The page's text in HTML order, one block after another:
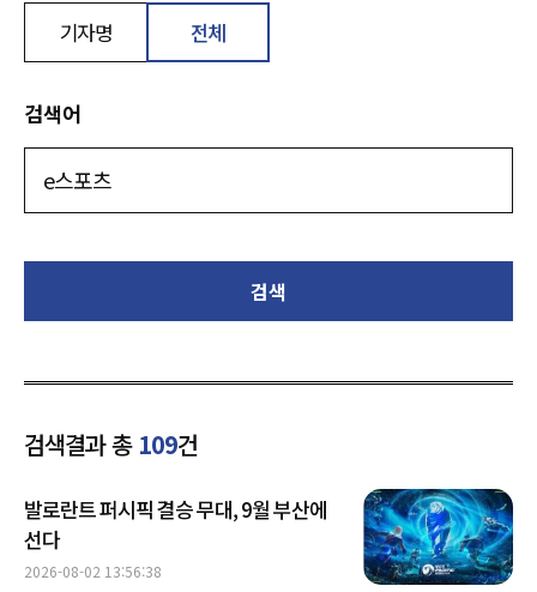
기자명 전체
검색어
검색
검색결과 총 109건
발로란트 퍼시픽 결승 무대, 9월 부산에
선다
2026-08-02 13:56:38